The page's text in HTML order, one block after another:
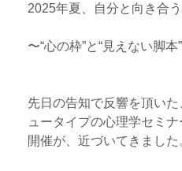
2025年夏、自分と向き合
〜“心の枠”と“見えない脚
先日の告知で反響を頂い
ュータイプの心理学セミナ
開催が、近づいてきました